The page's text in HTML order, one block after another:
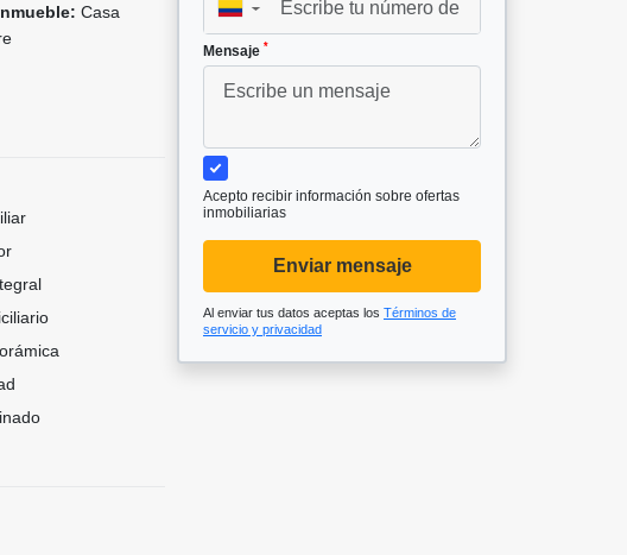
Casa
▼
Mensaje *
Acepto recibir información sobre ofertas
inmobiliarias
Enviar mensaje
Al enviar tus datos aceptas los Términos de
servicio y privacidad